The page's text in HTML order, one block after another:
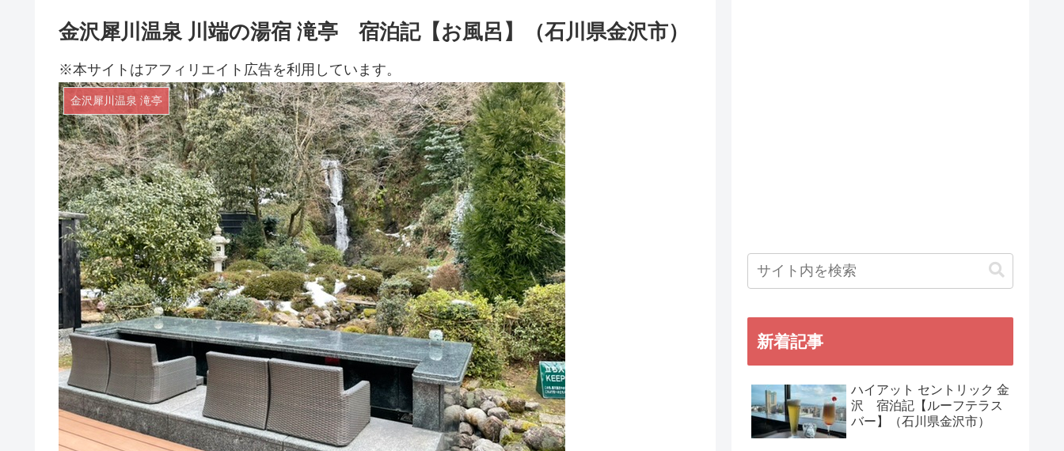
金沢犀川温泉 川端の湯宿 滝亭 宿泊記【お風呂】（石川県金沢市）
※本サイトはアフィリエイト広告を利用しています。
金沢犀川温泉 滝亭
新着記事
ハイアット セントリック 金
沢 宿泊記【ルーフテラス
バー】（石川県金沢市）